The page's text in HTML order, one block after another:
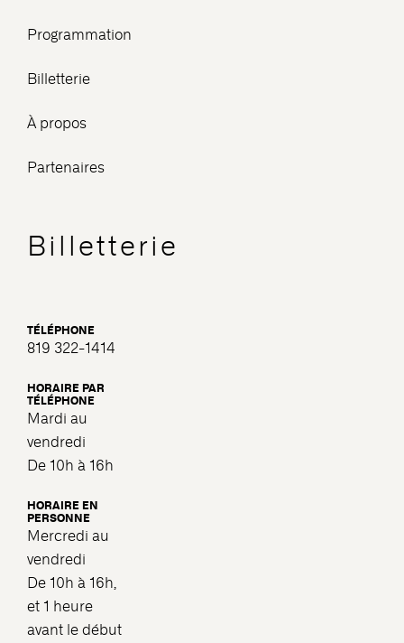
Programmation
Billetterie
À propos
Partenaires
Billetterie
TÉLÉPHONE
819 322-1414
HORAIRE PAR
TÉLÉPHONE
Mardi au
vendredi
De 10h à 16h
HORAIRE EN
PERSONNE
Mercredi au
vendredi
De 10h à 16h,
et 1 heure
avant le début